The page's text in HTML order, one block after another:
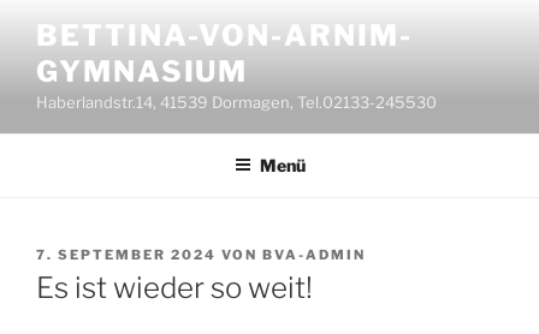
Inhalt
springen
BETTINA-VON-ARNIM-
GYMNASIUM
Haberlandstr.14, 41539 Dormagen, Tel.02133-245530
Menü
VERÖFFENTLICHT
AM
7. SEPTEMBER 2024 VON BVA-ADMIN
Es ist wieder so weit!